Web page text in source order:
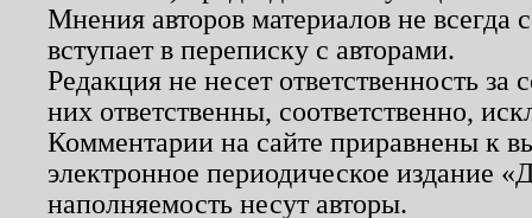
Мнения авторов материалов не
вступает в переписку с авторами.
Редакция не несет ответственность
них ответственны, соответственно,
Комментарии на сайте приравнены к
электронное периодическое издание
наполняемость несут авторы.